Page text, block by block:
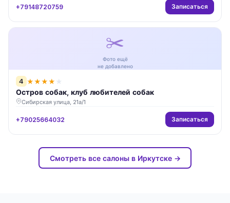
+79148720759 Записаться
✂️
Фото ещё
не добавлено
4 ★★★★ ★
Остров собак, клуб любителей собак
Сибирская улица, 21а/1
+79025664032 Записаться
Смотреть все салоны в Иркутске →